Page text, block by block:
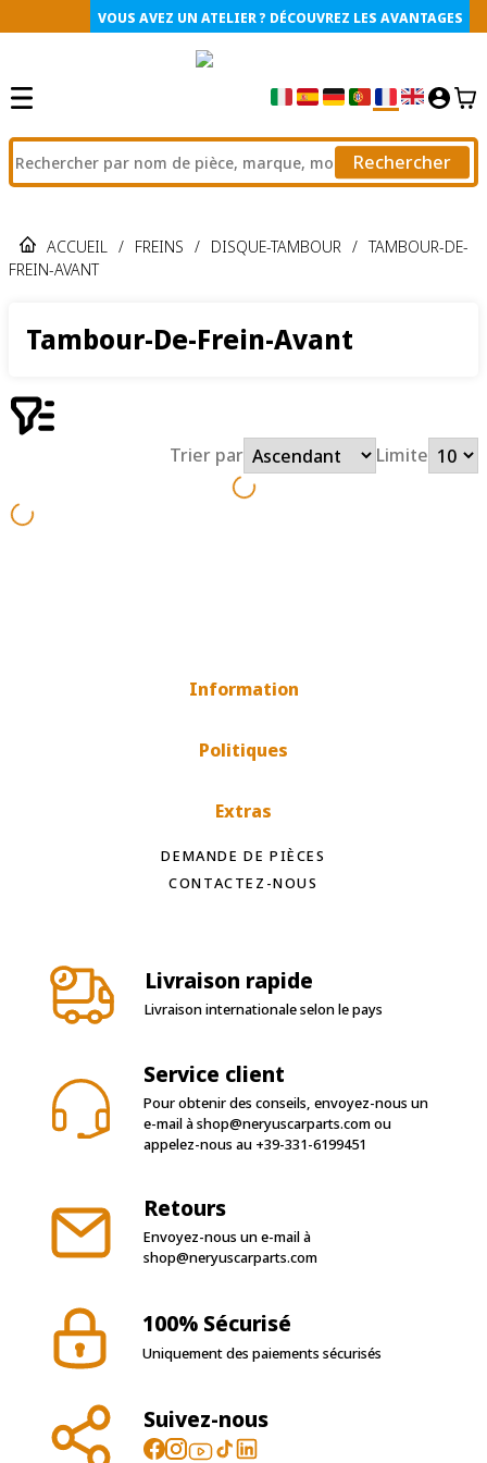
VOUS AVEZ UN ATELIER ? DÉCOUVREZ LES AVANTAGES
Rechercher
ACCUEIL / FREINS / DISQUE-TAMBOUR / TAMBOUR-DE-
FREIN-AVANT
Tambour-De-Frein-Avant
Trier par Limite
Politiques
Extras
DEMANDE DE PIÈCES
Service client
e-mail àshop@neryuscarparts.com
Retours
shop@neryuscarparts.com
100% Sécurisé
Suivez-nous